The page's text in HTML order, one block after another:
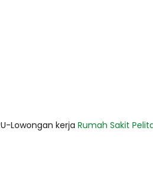
Lowongan kerja Rumah Sakit